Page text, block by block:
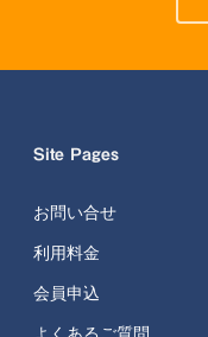
Site Pages
お問い合せ
利用料金
会員申込